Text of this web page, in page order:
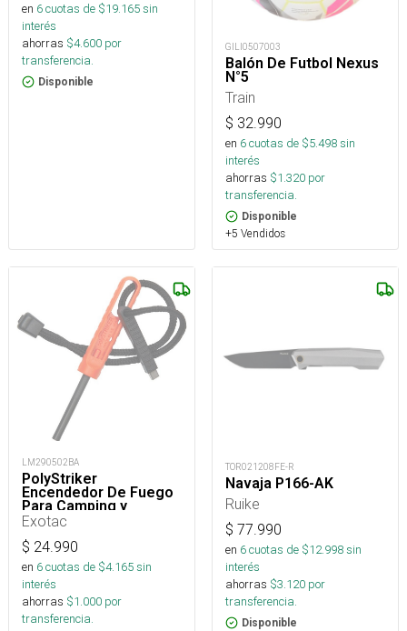
en 6cuotas de $19.165sin
interés
ahorras $4.600 por
transferencia.
Disponible
GILI0507003
Balón De Futbol Nexus
N°5
Train
$ 32.990
en 6cuotas de $5.498sin
interés
ahorras $1.320 por
transferencia.
Disponible
+5 Vendidos
LM290502BA
PolyStriker
Encendedor De Fuego
Para Camping y
Supervivencia
Exotac
$ 24.990
en 6cuotas de $4.165sin
interés
ahorras $1.000 por
transferencia.
TOR021208FE-R
Navaja P166-AK
Ruike
$ 77.990
en 6cuotas de $12.998sin
interés
ahorras $3.120 por
transferencia.
Disponible